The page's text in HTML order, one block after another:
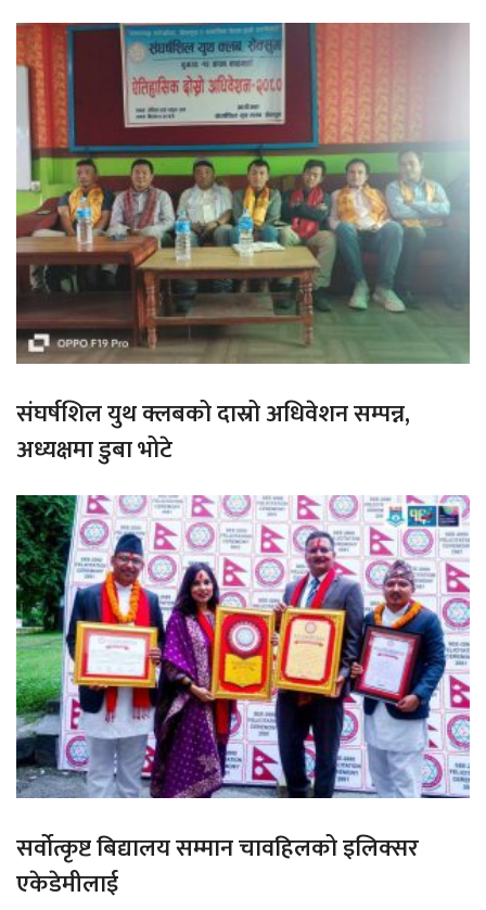
संघर्षशिल युथ क्लबको दास्रो अधिवेशन सम्पन्न,
अध्यक्षमा डुबा भोटे
सर्वोत्कृष्ट बिद्यालय सम्मान चावहिलको इलिक्सर
एकेडेमीलाई